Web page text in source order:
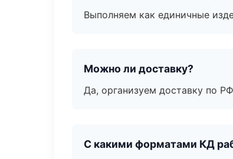
Выполняем как единичные
Можно ли доставку?
Да, организуем доставку по
С какими форматами КД